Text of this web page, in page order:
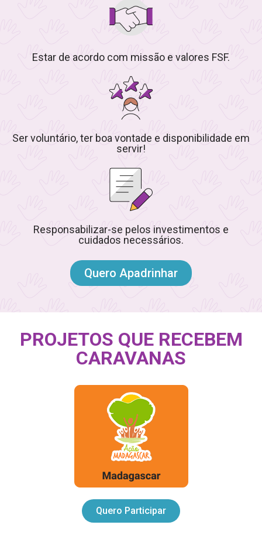
Estar de acordo com missão e valores FSF.
Ser voluntário, ter boa vontade e disponibilidade em
servir!
Responsabilizar-se pelos investimentos e
cuidados necessários.
Quero Apadrinhar
PROJETOS QUE RECEBEM
CARAVANAS
Quero Participar